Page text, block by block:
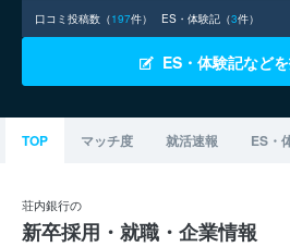
口コミ投稿数（197件） ES・体験記（3件）
ES・体験記など
TOP マッチ度 就活速報 ES・
荘内銀行の
新卒採用・就職・企業情報